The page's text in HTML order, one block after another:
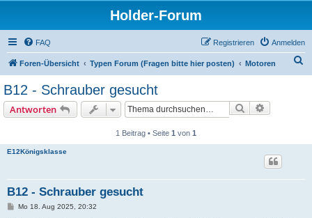
Holder-Forum
FAQ Anmelden
Registrieren
Foren-Übersicht Typen Forum (Fragen bitte hier posten) Motoren
B12 - Schrauber gesucht
Antworten Suche
1 Beitrag • Seite 1 von 1
E12Königsklasse
B12 - Schrauber gesucht
BMo 18. Aug 2025, 20:32